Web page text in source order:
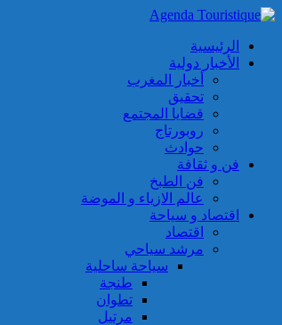
الرئيسية
الأخبار دولية
أخبار المغرب
تحقيق
قضايا المجتمع
روبورتاج
حوادث
فن و ثقافة
فن الطبخ
عالم الازياء و الموضة
اقتصاد و سياحة
اقتصاد
مرشد سياحي
سياحة ساحلية
طنجة
تطوان
مرتيل